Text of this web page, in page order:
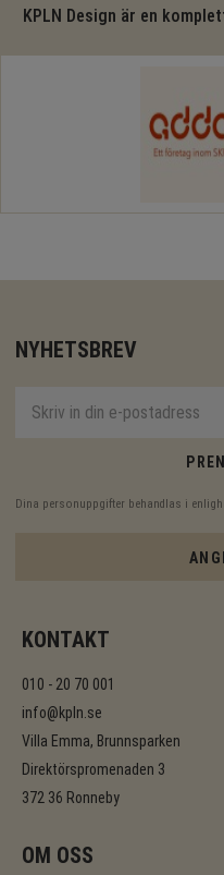
KPLN Design är en
NYHETSBREV
Dina personuppgifter behandlas i
KONTAKT
010 - 20 70 001
info@kpln.se
Villa Emma, Brunnsparken
Direktörspromenaden 3
372 36 Ronneby
OM OSS